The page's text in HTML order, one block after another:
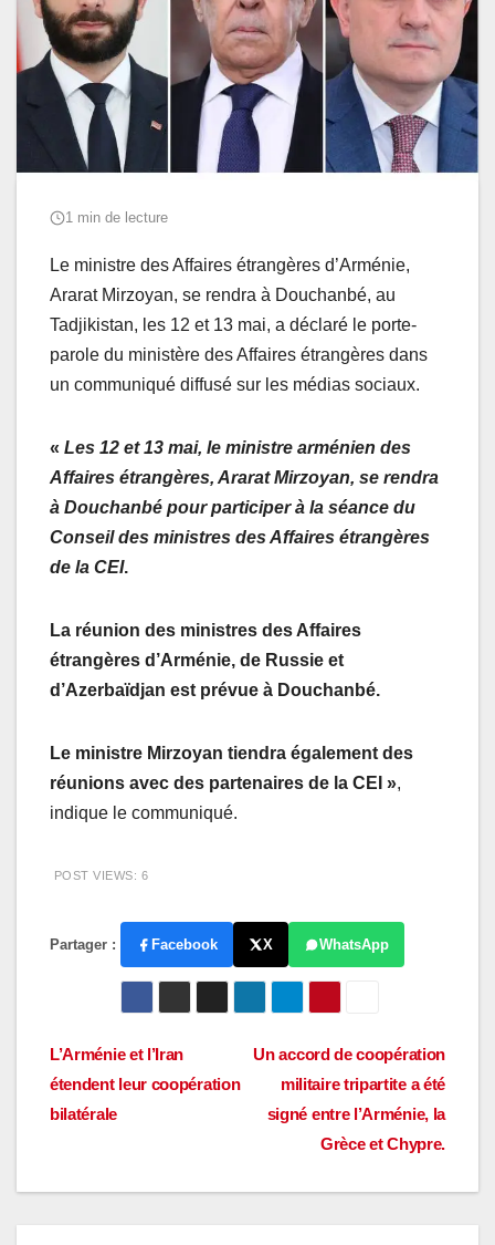
1 min de lecture
Le ministre des Affaires étrangères d’Arménie,
Ararat Mirzoyan, se rendra à Douchanbé, au
Tadjikistan, les 12 et 13 mai, a déclaré le porte-
parole du ministère des Affaires étrangères dans
un communiqué diffusé sur les médias sociaux.
« Les 12 et 13 mai, le ministre arménien des
Affaires étrangères, Ararat Mirzoyan, se rendra
à Douchanbé pour participer à la séance du
Conseil des ministres des Affaires étrangères
de la CEI.
La réunion des ministres des Affaires
étrangères d’Arménie, de Russie et
d’Azerbaïdjan est prévue à Douchanbé.
Le ministre Mirzoyan tiendra également des
réunions avec des partenaires de la CEI »,
indique le communiqué.
POST VIEWS: 6
Partager : Facebook X WhatsApp
Navigation
de
Un accord de coopération
militaire tripartite a été
signé entre l’Arménie, la
Grèce et Chypre.
L’Arménie et l’Iran
étendent leur coopération
bilatérale